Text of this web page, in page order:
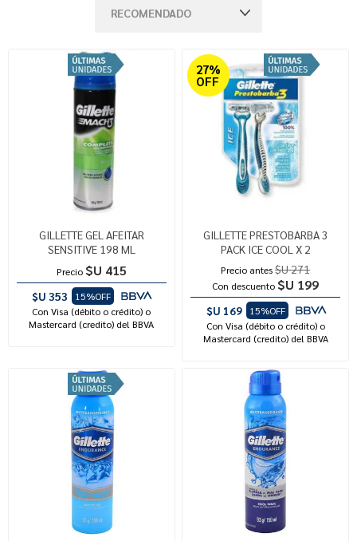
GILLETTE GEL AFEITAR
SENSITIVE 198 ML
Precio $U 415
$U 353
15%OFF
Con Visa (débito o crédito) o
Mastercard (credito) del BBVA
27%
OFF
GILLETTE PRESTOBARBA 3
PACK ICE COOL X 2
Precio antes$U 271
Con descuento $U 199
$U 169
15%OFF
Con Visa (débito o crédito) o
Mastercard (credito) del BBVA